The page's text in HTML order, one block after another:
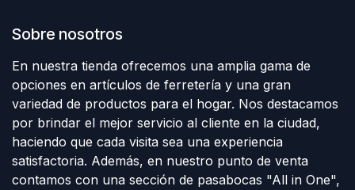
Sobre nosotros
En nuestra tienda ofrecemos una amplia gama de
opciones en artículos de ferretería y una gran
variedad de productos para el hogar. Nos destacamos
por brindar el mejor servicio al cliente en la ciudad,
haciendo que cada visita sea una experiencia
satisfactoria. Además, en nuestro punto de venta
contamos con una sección de pasabocas "All in One",